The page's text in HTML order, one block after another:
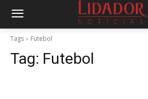
Tags Futebol
Tag: Futebol